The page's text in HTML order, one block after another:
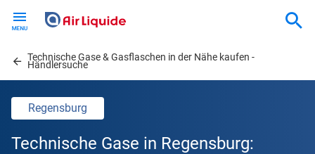
content
Technische Gase & Gasflaschen in der Nähe kaufen -
Händlersuche
Regensburg
Technische Gase in Regensburg: